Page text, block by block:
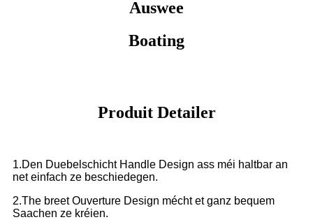
Auswee
Boating
Produit Detailer
1.Den Duebelschicht Handle Design ass méi haltbar an
net einfach ze beschiedegen.
2.The breet Ouverture Design mécht et ganz bequem
Saachen ze kréien.